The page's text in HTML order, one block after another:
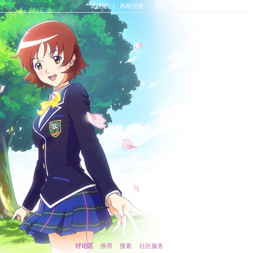
无图版 风格切换 帮助
讨论区 推荐 搜索 社区服务